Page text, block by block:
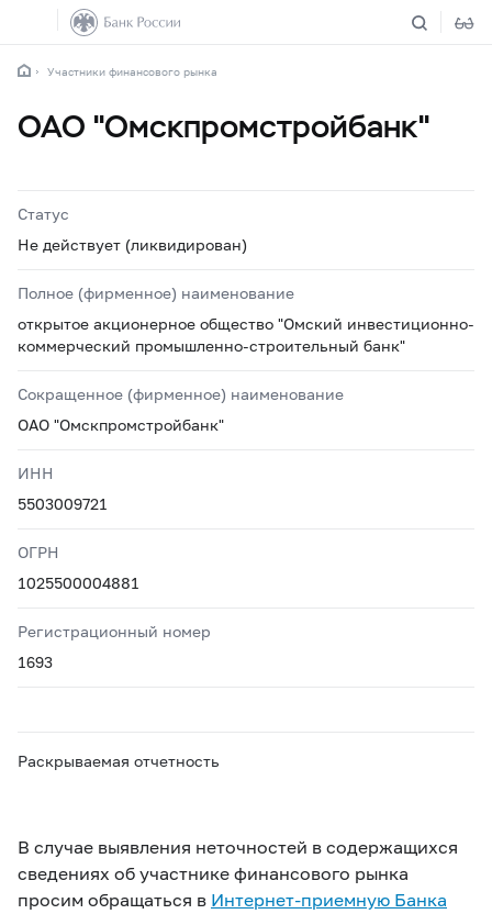
Участники финансового рынка
ОАО "Омскпромстройбанк"
Статус
Не действует (ликвидирован)
Полное (фирменное) наименование
открытое акционерное общество "Омский инвестиционно-
коммерческий промышленно-строительный банк"
Сокращенное (фирменное) наименование
ОАО "Омскпромстройбанк"
ИНН
5503009721
ОГРН
1025500004881
Регистрационный номер
1693
Раскрываемая отчетность
В случае выявления неточностей в содержащихся
сведениях об участнике финансового рынка
просим обращаться в Интернет-приемную Банка